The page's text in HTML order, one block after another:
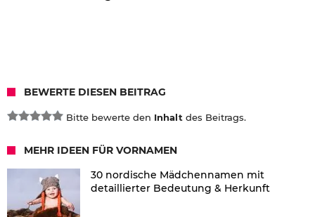
BEWERTE DIESEN BEITRAG
Bitte bewerte den Inhalt des Beitrags.
MEHR IDEEN FÜR VORNAMEN
30 nordische Mädchennamen mit
detaillierter Bedeutung & Herkunft